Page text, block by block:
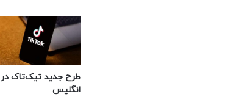
طرح جدید تیک‌تاک در
انگلیس